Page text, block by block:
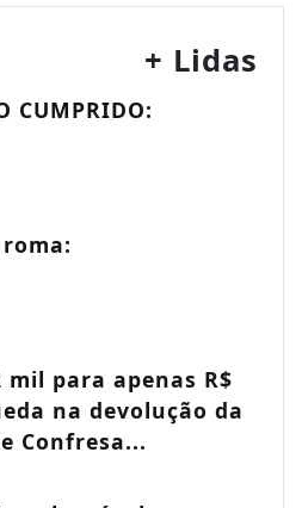
+ Lidas
CUMPRIDO:
mil para apenas R$
na devolução da
Confresa...